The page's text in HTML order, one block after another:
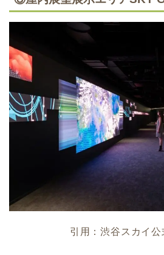
引用：渋谷スカイ公